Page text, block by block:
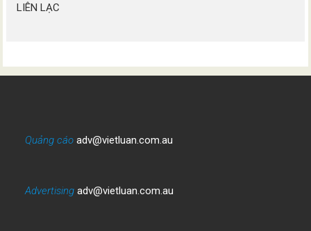
LIÊN LẠC
Quảng cáo adv@vietluan.com.au
Advertising adv@vietluan.com.au